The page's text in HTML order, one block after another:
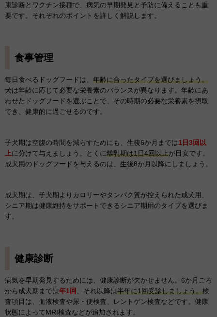
康診断とワクチン接種で、病気の早期発見と予防に備えることも重
要です。それぞれのポイントを詳しく解説します。
食事管理
毎日食べるドッグフードは、 年齢に合ったタイプを選びましょう。
犬は年齢に応じて必要な栄養素のバランスが異なります。年齢にあ
わせたドッグフードを選ぶことで、その時期の必要な栄養素を摂取
でき、健康的に過ごせるのです。
子犬期は空腹の時間を減らすためにも、生後6か月までは1日3回以
上に分けて与えましょう。とくに離乳期は1日4回以上が目安です。
成犬用のドッグフードを与えるのは、生後8か月以降にしましょう。
成犬期は、子犬期よりカロリーやタンパク質が控えられた成犬用、
シニア期は健康維持をサポートできるシニア期用のタイプを選びま
す。
健康診断
病気を早期発見するためには、健康診断が欠かせません。6か月ごろ
から成犬期までは年1回 、それ以降は半年に1回受診しましょう。検
査項目は、血液検査や尿・便検査、レントゲン検査などです。健康
状態によってMRI検査などが追加されます。